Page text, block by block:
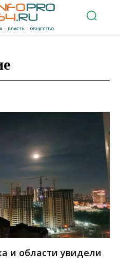
и области увидели